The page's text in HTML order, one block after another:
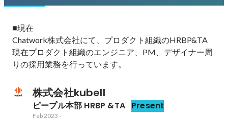
■現在
Chatwork株式会社にて、プロダクト組織のHRBP&TA
現在プロダクト組織のエンジニア、PM、デザイナー周
りの採用業務を行っています。
株式会社kubell
ピープル本部 HRBP &TA Present
Feb 2023 -